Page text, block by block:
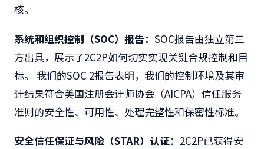
核。
系统和组织控制（SOC）报告： SOC报告由独立第三
方出具，展示了2C2P如何切实实现关键合规控制和目
标。 我们的SOC 2报告表明，我们的控制环境及其审
计结果符合美国注册会计师协会（AICPA）信任服务
准则的安全性、可用性、处理完整性和保密性标准。
安全信任保证与风险（STAR）认证：2C2P已获得安